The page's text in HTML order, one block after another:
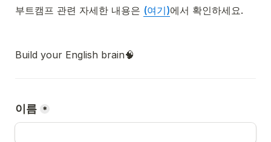
부트캠프 관련 자세한 내용은 (여기)에서 확인하세요.
Build your English brain🧠
이름 *